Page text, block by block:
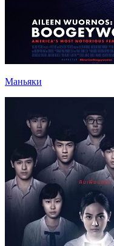
Маньяки